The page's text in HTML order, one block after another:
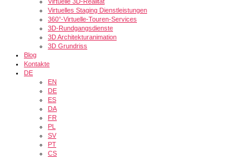
Virtuelles Staging Dienstleistungen
360°-Virtuelle-Touren-Services
3D-Rundgangsdienste
3D Architekturanimation
3D Grundriss
Blog
Kontakte
DE
EN
DE
ES
DA
FR
PL
SV
PT
CS